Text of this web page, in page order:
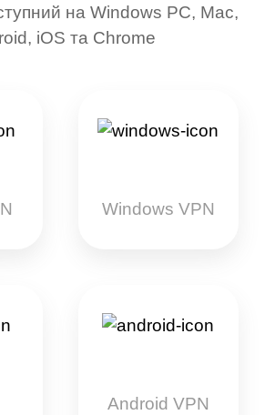
на Windows PC, Mac,
iOS та Chrome
Windows VPN
Android VPN